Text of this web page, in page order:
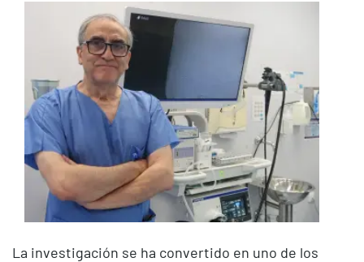
La investigación se ha convertido en uno de los